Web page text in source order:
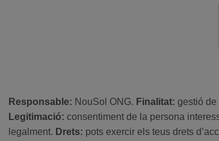
Responsable: NouSol ONG. Finalitat: gestió de
Legitimació: consentiment de la persona
legalment. Drets: pots exercir els teus drets